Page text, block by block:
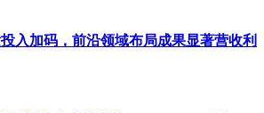
率先实现盈利，赛力斯通过问界在
取59.6亿元，这些成功案例都充分证明
潜力。
企不仅要与比亚迪、特斯拉、小米等众
入加码，前沿领域布局成果显著营收利